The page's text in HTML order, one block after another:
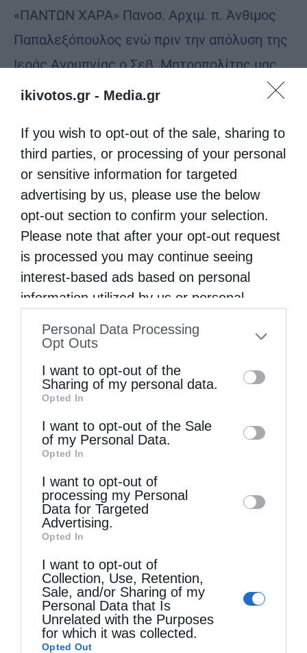
ikivotos.gr - Media.gr
If you wish to opt-out of the sale, sharing to
third parties, or processing of your personal
or sensitive information for targeted
advertising by us, please use the below
opt-out section to confirm your selection.
Please note that after your opt-out request
is processed you may continue seeing
interest-based ads based on personal
information utilized by us or personal
to your opt-out. You may separately opt-out
information by third parties on the IAB’s list
of downstream participants. This
information may also be disclosed by us to
third parties on theIAB’s List of
Downstream Participants
disclose it to other third parties.
Personal Data Processing
Opt Outs
I want to opt-out of the
Sharing of my personal data.
Opted In
I want to opt-out of the Sale
of my Personal Data.
Opted In
I want to opt-out of
processing my Personal
Data for Targeted
Advertising.
Opted In
I want to opt-out of
Collection, Use, Retention,
Sale, and/or Sharing of my
Personal Data that Is
Unrelated with the Purposes
for which it was collected.
Opted Out
«ΠΑΝΤΩΝ ΧΑΡΑ» Πανοσ. Αρχιμ. π. Άνθιμος
Παπαλεξόπουλος ενώ πριν την απόλυση της
Ιεράς Αγρυπνίας ο Σεβ. Μητροπολίτης μας
ευχαρίστησε τους αγρυπνήσαντας πιστούς,
και τους Πανοσ. Αρχιμ. π. Καλλίνικο
Νικολάου, Ιεροκήρυκα της Ι. Μητροπόλεως
Καισαριανής και π. Νικόλαο Κλάδη, εκ της Ι.
Αρχιεπισκοπής Αθηνών, οι οποίοι μη
φειδόμενοι κόπων έσπευσαν να
συμπροσευχηθούν με τους Κορινθίους εις
την Ι. Αγρυπνία επί την μνήμη Πάντων των εν
Κορινθία Αγίων”.
ΕΙΚΌΝΑ. ΕΚΔΗΛΏΣΕΙΣ ΕΟΡΤΉ.
ΛΕΊΨΑΝΑ ΑΓΊΩΝ ΠΑΝΑΓΊΑ ΠΑΡΑΜΥΘΊΑ
ΜΟΙΡΑΣΟΥ
Προηγούμενο άρθρο
Μητροπολίτης Μάνης: Γράμμα προς προβληματισμόν
Επόμενο άρθρο
Μητρόπολη Πειραιώς: Νέες ταυτότητες, η σύγχρονη
ηλεκτρονική δουλεία!
ΔΕΙΤΕ ΕΠΙΣΗΣ